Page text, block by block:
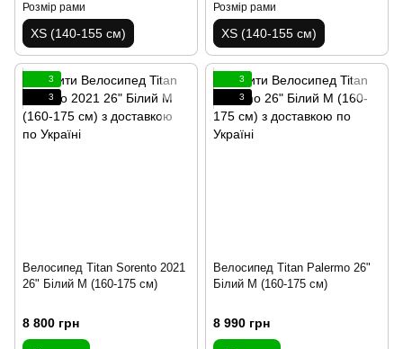
Розмір рами
XS (140-155 см)
Розмір рами
XS (140-155 см)
3
3
Велосипед Titan Sorento 2021
26" Білий M (160-175 см)
8 800 грн
3
3
Велосипед Titan Palermo 26"
Білий M (160-175 см)
8 990 грн